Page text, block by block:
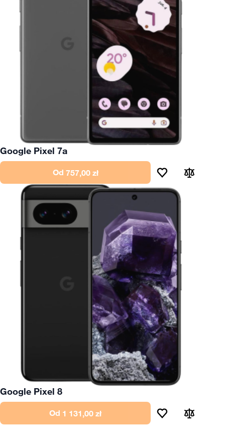
Google Pixel 7a
Od 757,00 zł
Google Pixel 8
Od 1 131,00 zł